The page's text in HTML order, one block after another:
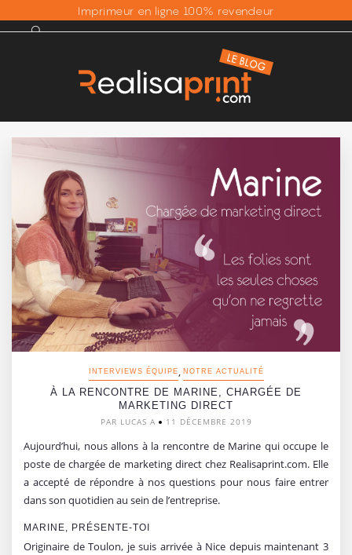
Imprimeur en ligne 100% revendeur
INTERVIEWS ÉQUIPE, NOTRE ACTUALITÉ
À LA RENCONTRE DE MARINE, CHARGÉE DE
MARKETING DIRECT
PAR LUCAS A 11 DÉCEMBRE 2019
Aujourd’hui, nous allons à la rencontre de Marine qui occupe le
poste de chargée de marketing direct chez Realisaprint.com. Elle
a accepté de répondre à nos questions pour nous faire entrer
dans son quotidien au sein de l’entreprise.
MARINE, PRÉSENTE-TOI
Originaire de Toulon, je suis arrivée à Nice depuis maintenant 3